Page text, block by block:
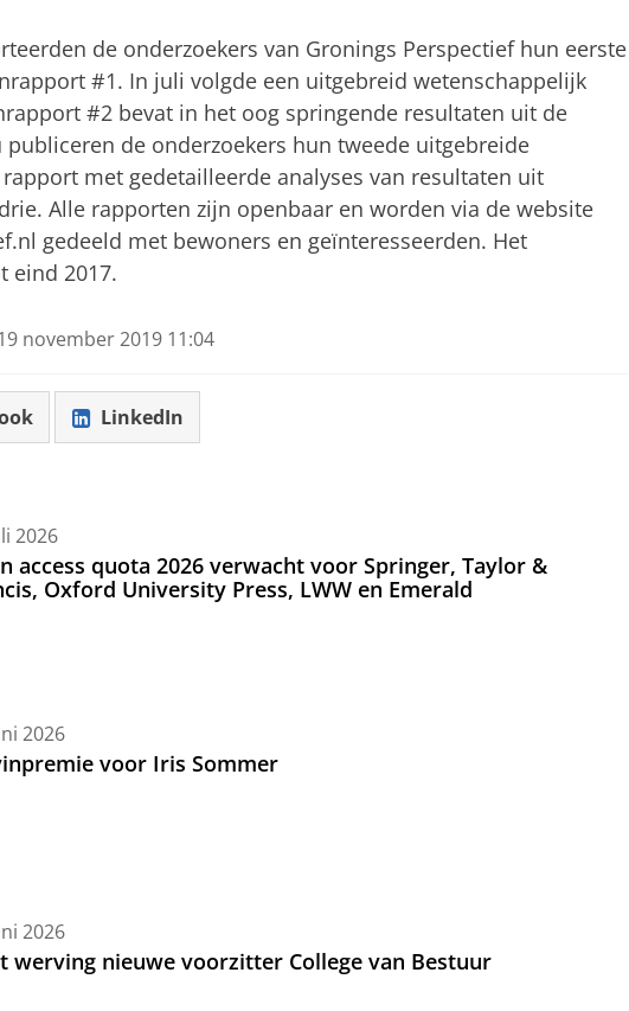
de onderzoekers van Gronings Perspectief hun eerste
#1. In juli volgde een uitgebreid wetenschappelijk
#2 bevat in het oog springende resultaten uit de
de onderzoekers hun tweede uitgebreide
met gedetailleerde analyses van resultaten uit
Alle rapporten zijn openbaar en worden via de website
gedeeld met bewoners en geïnteresseerden. Het
eind 2017.
november 2019 11:04
LinkedIn
2026
access quota 2026 verwacht voor Springer, Taylor &
Oxford University Press, LWW en Emerald
2026
voor Iris Sommer
2026
werving nieuwe voorzitter College van Bestuur